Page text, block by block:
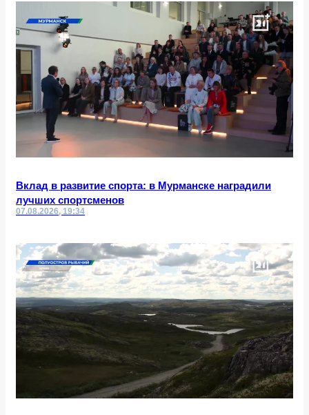
Вклад в развитие спорта: в Мурманске наградили
лучших спортсменов
07.08.2026, 19:34